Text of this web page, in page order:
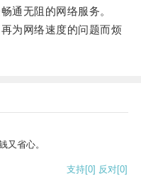
无阻的网络服务。
为网络速度的问题而烦
又省心。
支持[0] 反对[0]